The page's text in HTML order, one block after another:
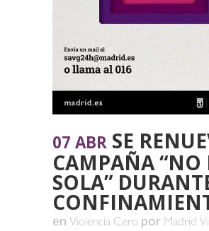
07 ABR SE
CAMPAÑA “NO
SOLA”
en Violencia Cero por Madrid